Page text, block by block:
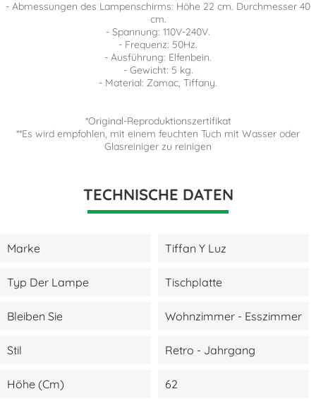
- Abmessungen des Lampenschirms: Höhe 22 cm. Durchmesser 40
cm.
- Spannung: 110V-240V.
- Frequenz: 50Hz.
- Ausführung: Elfenbein.
- Gewicht: 5 kg.
- Material: Zamac, Tiffany.
*Original-Reproduktionszertifikat
**Es wird empfohlen, mit einem feuchten Tuch mit Wasser oder
Glasreiniger zu reinigen
TECHNISCHE DATEN
Marke Tiffan Y Luz
Typ Der Lampe Tischplatte
Bleiben Sie Wohnzimmer - Esszimmer
Stil Retro - Jahrgang
Höhe (cm) 62